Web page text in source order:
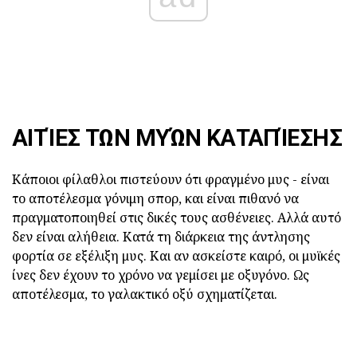
ΑΙΤΊΕΣ ΤΩΝ ΜΥΏΝ ΚΑΤΑΠΊΕΣΗΣ
Κάποιοι φίλαθλοι πιστεύουν ότι φραγμένο μυς - είναι
το αποτέλεσμα γόνιμη σπορ, και είναι πιθανό να
πραγματοποιηθεί στις δικές τους ασθένειες. Αλλά αυτό
δεν είναι αλήθεια. Κατά τη διάρκεια της άντλησης
φορτία σε εξέλιξη μυς. Και αν ασκείστε καιρό, οι μυϊκές
ίνες δεν έχουν το χρόνο να γεμίσει με οξυγόνο. Ως
αποτέλεσμα, το γαλακτικό οξύ σχηματίζεται.